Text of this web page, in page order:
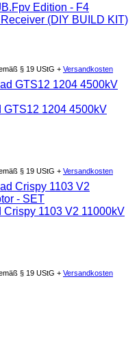
Edition - F4
(DIY BUILD KIT)
§ 19 UStG + Versandkosten
1204 4500kV
§ 19 UStG + Versandkosten
1103 V2 11000kV
§ 19 UStG + Versandkosten